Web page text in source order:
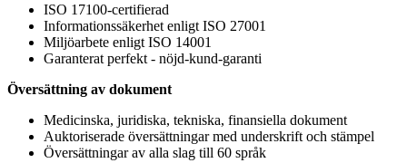
ISO 17100-certifierad
Informationssäkerhet enligt ISO 27001
Miljöarbete enligt ISO 14001
Garanterat perfekt - nöjd-kund-garanti
Översättning av dokument
Medicinska, juridiska, tekniska, finansiella dokument
Auktoriserade översättningar med underskrift och stämpel
Översättningar av alla slag till 60 språk